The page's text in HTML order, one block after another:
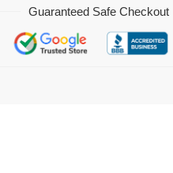
Guaranteed Safe Checkout